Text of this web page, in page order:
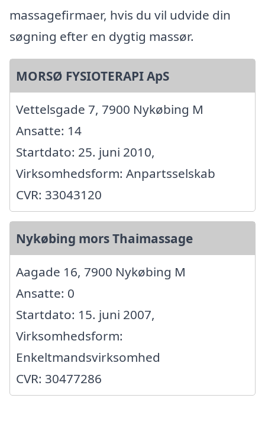
massagefirmaer, hvis du vil udvide din
søgning efter en dygtig massør.
MORSØ FYSIOTERAPI ApS
Vettelsgade 7, 7900 Nykøbing M
Ansatte: 14
Startdato: 25. juni 2010,
Virksomhedsform: Anpartsselskab
CVR: 33043120
Nykøbing mors Thaimassage
Aagade 16, 7900 Nykøbing M
Ansatte: 0
Startdato: 15. juni 2007,
Virksomhedsform:
Enkeltmandsvirksomhed
CVR: 30477286